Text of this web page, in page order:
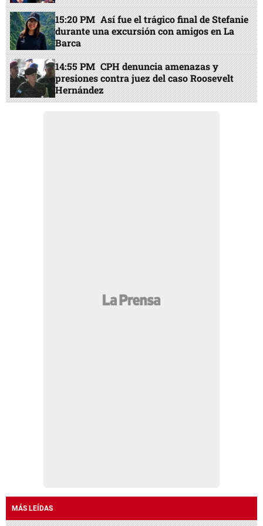
15:20 PM Así fue el trágico final de Stefanie
durante una excursión con amigos en La
Barca
14:55 PM CPH denuncia amenazas y
presiones contra juez del caso Roosevelt
Hernández
MÁS LEÍDAS